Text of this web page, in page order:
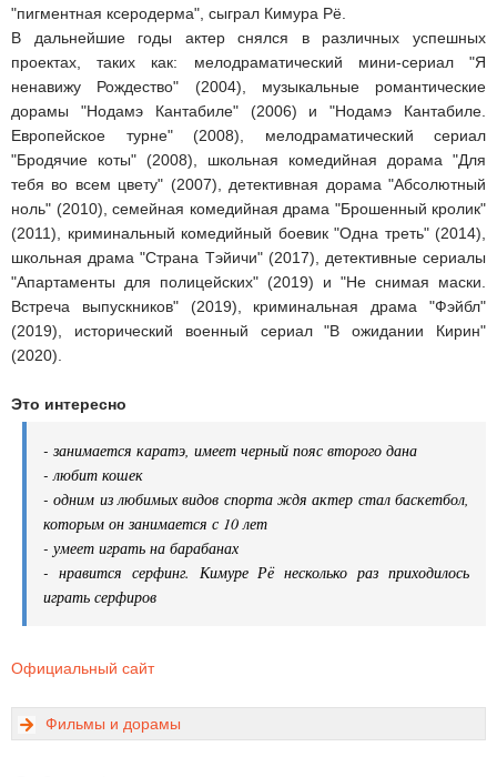
"пигментная ксеродерма", сыграл Кимура Рё.
В дальнейшие годы актер снялся в различных успешных
проектах, таких как: мелодраматический мини-сериал "Я
ненавижу Рождество" (2004), музыкальные романтические
дорамы "Нодамэ Кантабиле" (2006) и "Нодамэ Кантабиле.
Европейское турне" (2008), мелодраматический сериал
"Бродячие коты" (2008), школьная комедийная дорама "Для
тебя во всем цвету" (2007), детективная дорама "Абсолютный
ноль" (2010), семейная комедийная драма "Брошенный кролик"
(2011), криминальный комедийный боевик "Одна треть" (2014),
школьная драма "Страна Тэйичи" (2017), детективные сериалы
"Апартаменты для полицейских" (2019) и "Не снимая маски.
Встреча выпускников" (2019), криминальная драма "Фэйбл"
(2019), исторический военный сериал "В ожидании Кирин"
(2020).
Это интересно
- занимается каратэ, имеет черный пояс второго дана
- любит кошек
- одним из любимых видов спорта ждя актер стал баскетбол,
которым он занимается с 10 лет
- умеет играть на барабанах
- нравится серфинг. Кимуре Рё несколько раз приходилось
играть серфиров
Официальный сайт
Фильмы и дорамы